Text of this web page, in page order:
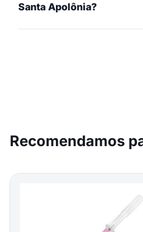
Santa Apolônia?
Recomendamos